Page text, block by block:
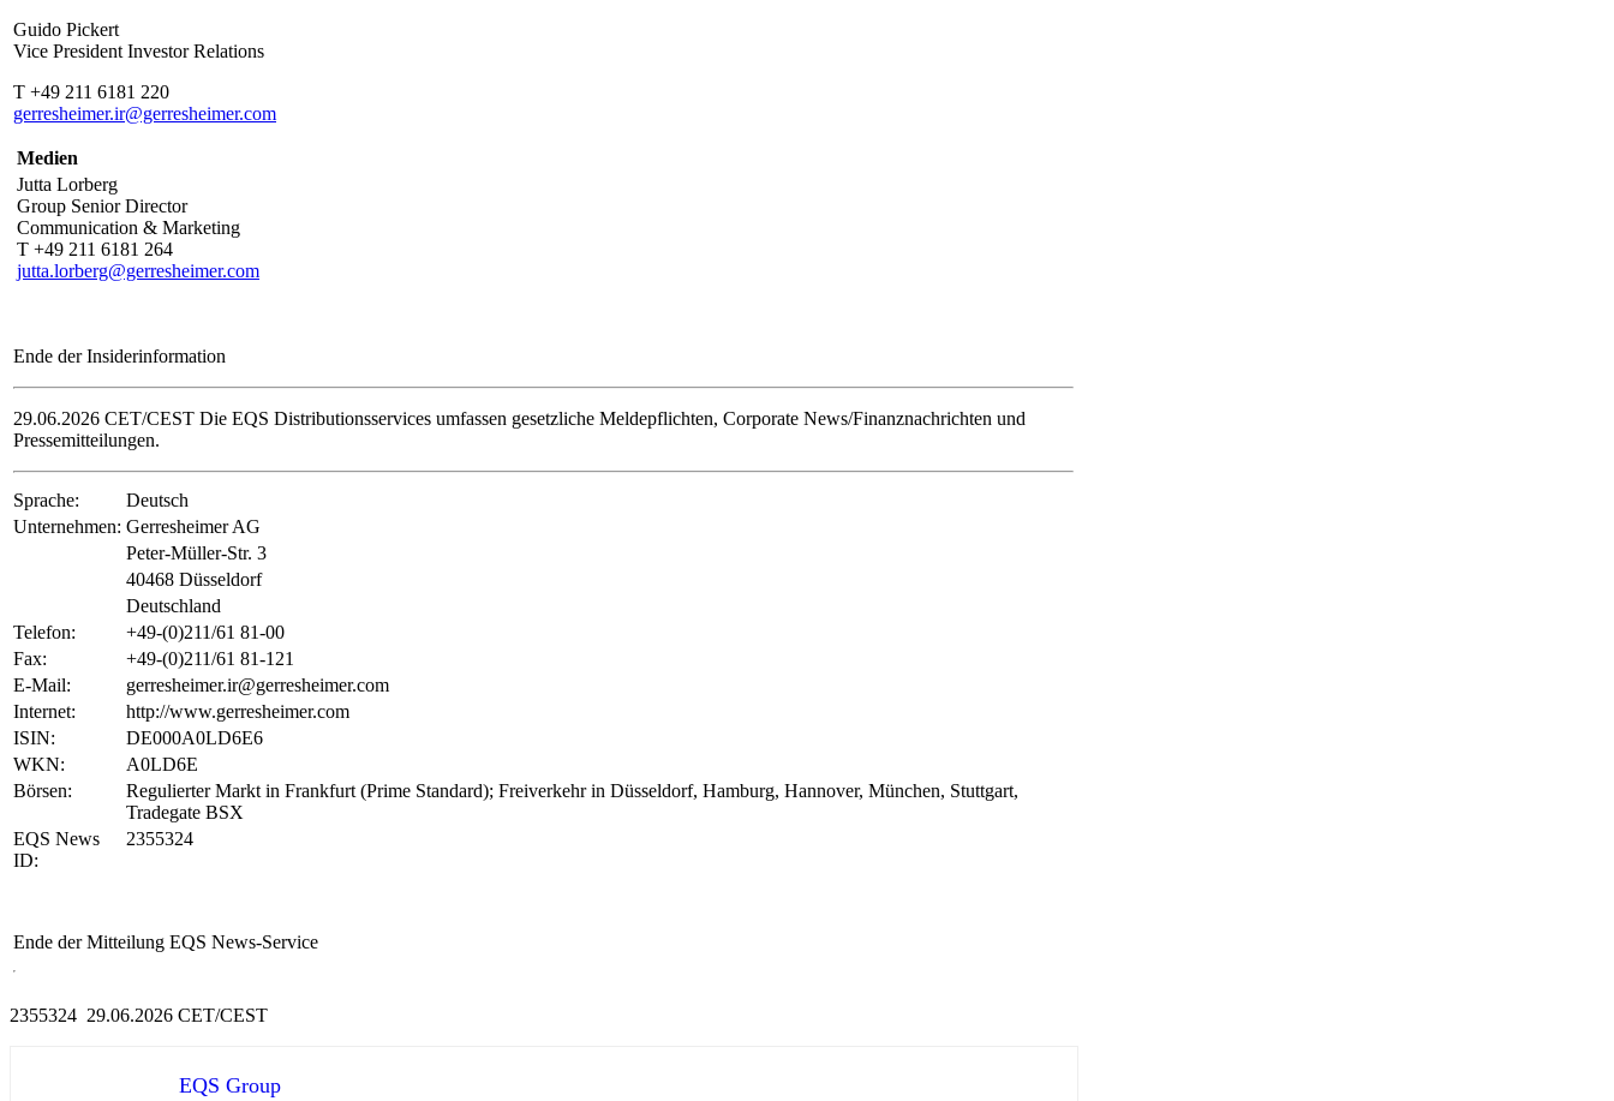
Guido Pickert
Vice President Investor Relations
T +49 211 6181 220
gerresheimer.ir@gerresheimer.com
Medien
Jutta Lorberg
Group Senior Director
Communication & Marketing
T +49 211 6181 264
jutta.lorberg@gerresheimer.com
Ende der Insiderinformation
29.06.2026 CET/CEST Die EQS Distributionsservices umfassen gesetzliche Meldepflichten, Corporate News/Finanznachrichten und
Pressemitteilungen.
Sprache:
Deutsch
Unternehmen: Gerresheimer AG
Peter-Müller-Str. 3
40468 Düsseldorf
Deutschland
Telefon:
+49-(0)211/61 81-00
Fax:
+49-(0)211/61 81-121
E-Mail:
gerresheimer.ir@gerresheimer.com
Internet:
http://www.gerresheimer.com
ISIN:
DE000A0LD6E6
WKN:
A0LD6E
Börsen:
Regulierter Markt in Frankfurt (Prime Standard); Freiverkehr in Düsseldorf, Hamburg, Hannover, München, Stuttgart,
Tradegate BSX
EQS News
ID:
2355324
Ende der Mitteilung EQS News-Service
2355324 29.06.2026 CET/CEST
EQS Group